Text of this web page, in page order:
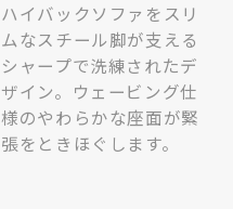
ハイバックソファをスリ
ムなスチール脚が支える
シャープで洗練されたデ
ザイン。ウェービング仕
様のやわらかな座面が緊
張をときほぐします。